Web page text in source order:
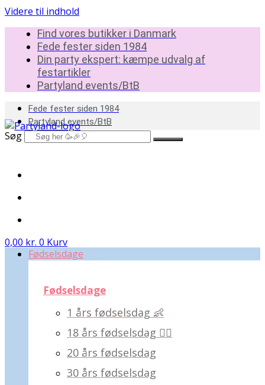
Videre til indhold
Find vores butikker i Danmark
Fede fester siden 1984
Din party ekspert: kæmpe udvalg af
festartikler
Partyland events/BtB
Fede fester siden 1984
Partyland events/BtB
Søg
0,00 kr. 0 Kurv
Fødselsdage
Fødselsdage
1 års fødselsdag 👶
18 års fødselsdag 💁‍♀️
20 års fødselsdag
30 års fødselsdag